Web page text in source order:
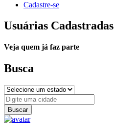
Cadastre-se
Usuárias Cadastradas
Veja quem já faz parte
Busca